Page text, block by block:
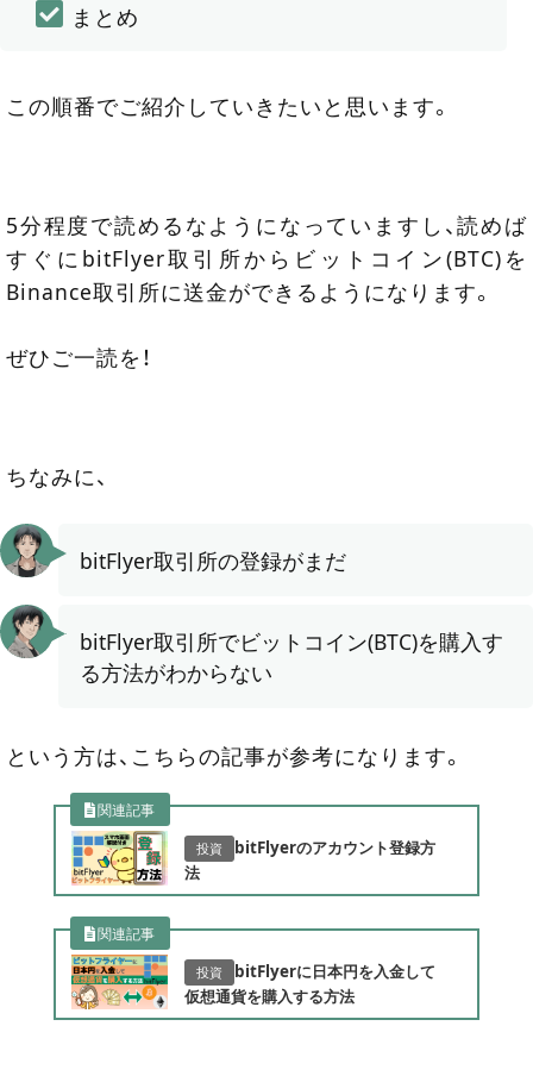
まとめ
この順番でご紹介していきたいと思います。
5分程度で読めるなようになっていますし、読めば
すぐにbitFlyer取引所からビットコイン(BTC)を
Binance取引所に送金ができるようになります。
ぜひご一読を！
ちなみに、
bitFlyer取引所の登録がまだ
bitFlyer取引所でビットコイン(BTC)を購入す
る方法がわからない
という方は、こちらの記事が参考になります。
関連記事
投資
bitFlyerのアカウント登録方
法
関連記事
投資
bitFlyerに日本円を入金して
仮想通貨を購入する方法